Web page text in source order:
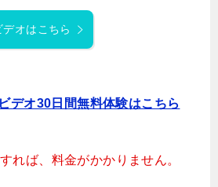
オはこちら
デオ30日間無料体験はこちら
れば、料金がかかりません。